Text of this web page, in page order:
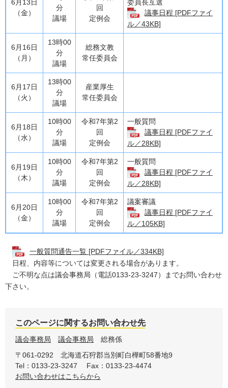
6月13日
（金）
分
議場
回
定例会
委員長互選
議事日程 [PDFファイ
ル／43KB]
6月16日
（月）
13時00
分
議場
総務文教
常任委員会
6月17日
（火）
13時00
分
議場
産業厚生
常任委員会
6月18日
（水）
10時00
分
議場
令和7年第2
回
定例会
一般質問
議事日程 [PDFファイ
ル／28KB]
6月19日
（木）
10時00
分
議場
令和7年第2
回
定例会
一般質問
議事日程 [PDFファイ
ル／28KB]
6月20日
（金）
10時00
分
議場
令和7年第2
回
定例会
議案審議
議事日程 [PDFファイ
ル／105KB]
一般質問通告一覧 [PDFファイル／334KB]
日程、内容等については変更される場合があります。
ご不明な点は議会事務局（電話0133-23-3247）までお問い合わせ
下さい。
このページに関するお問い合わせ先
議会事務局 議会事務局
総務係
〒061-0292
北海道石狩郡当別町白樺町58番地9
Tel：0133-23-3247
Fax：0133-23-4474
お問い合わせはこちらから